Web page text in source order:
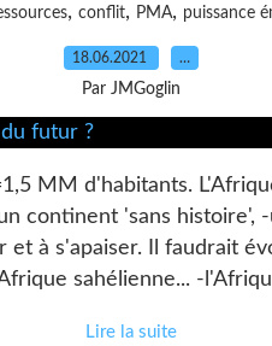
, conflit, PMA, puissance
18.06.2021 …
Par JMGoglin
MM d'habitants.
continent 'sans histoire',
et à s'apaiser. Il faudrait
sahélienne... -
Lire la suite